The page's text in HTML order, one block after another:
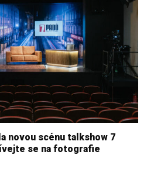
novou scénu talkshow 7
se na fotografie